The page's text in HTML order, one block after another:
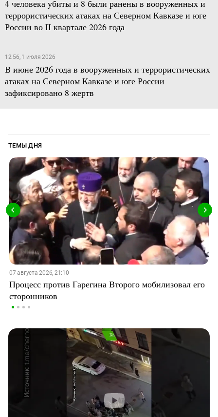
4 человека убиты и 8 были ранены в вооруженных и
террористических атаках на Северном Кавказе и юге
России во II квартале 2026 года
12:56, 1 июля 2026
В июне 2026 года в вооруженных и террористических
атаках на Северном Кавказе и юге России
зафиксировано 8 жертв
ТЕМЫ ДНЯ
07 августа 2026, 21:10
Процесс против Гарегина Второго мобилизовал его
сторонников